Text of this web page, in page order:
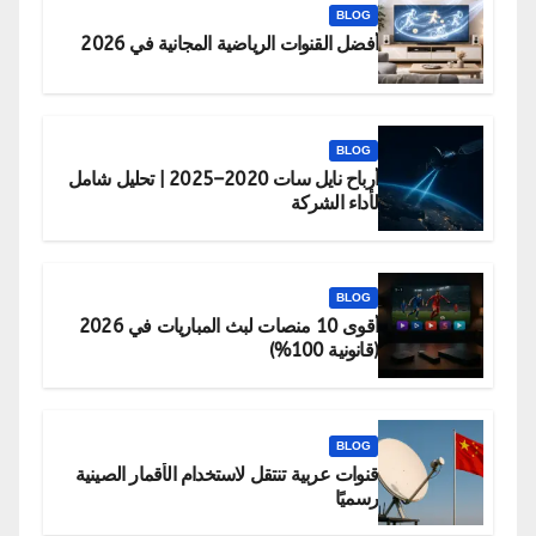
BLOG
أفضل القنوات الرياضية المجانية في 2026
BLOG
أرباح نايل سات 2020–2025 | تحليل شامل
لأداء الشركة
BLOG
أقوى 10 منصات لبث المباريات في 2026
(قانونية 100%)
BLOG
قنوات عربية تنتقل لاستخدام الأقمار الصينية
رسميًا